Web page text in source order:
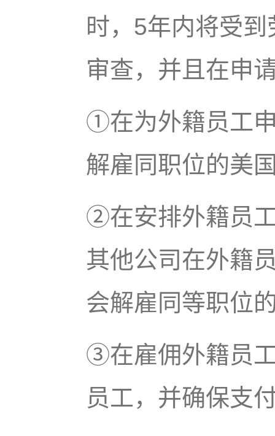
时，5年内将受到
审查，并且在申
①在为外籍员工
解雇同职位的美
②在安排外籍员
其他公司在外籍
会解雇同等职位
③在雇佣外籍员
员工，并确保支